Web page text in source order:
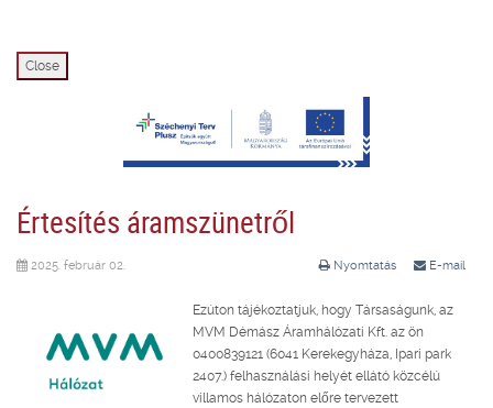
Close
Értesítés áramszünetről
Nyomtatás E-mail
2025. február 02.
Ezúton tájékoztatjuk, hogy Társaságunk, az
MVM Démász Áramhálózati Kft. az ön
0400839121 (6041 Kerekegyháza, Ipari park
2407.) felhasználási helyét ellátó közcélú
villamos hálózaton előre tervezett